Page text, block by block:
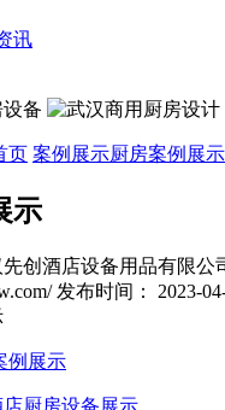
讯
页 案例展示厨房案例展示
示
创酒店设备用品有限公
发布时间： 2023-
例展示
厨房设备展示